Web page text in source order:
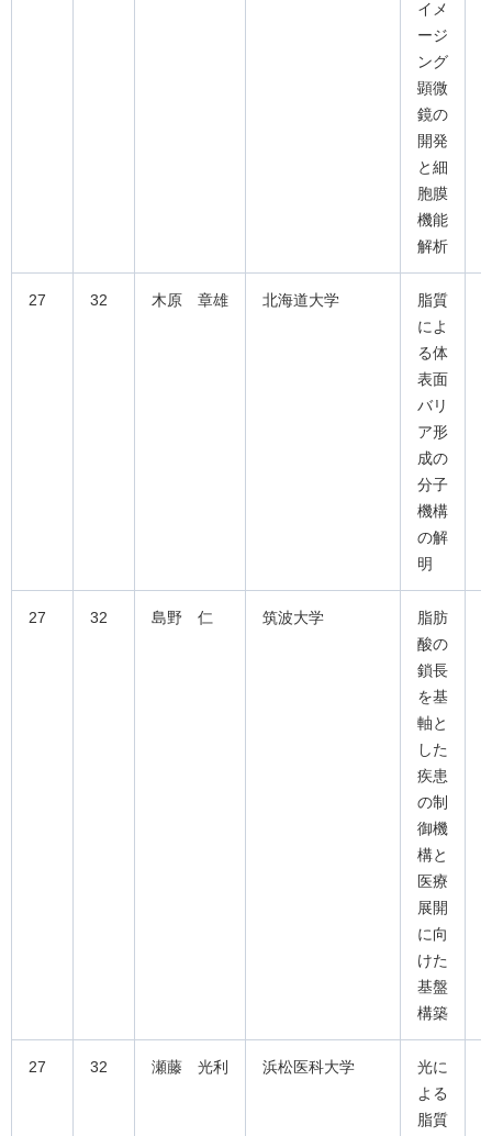
イメ
ージ
ング
顕微
鏡の
開発
と細
胞膜
機能
解析
27 32 木原 章雄 北海道大学
脂質
によ
る体
表面
バリ
ア形
成の
分子
機構
の解
明
27 32 島野 仁 筑波大学
脂肪
酸の
鎖長
を基
軸と
した
疾患
の制
御機
構と
医療
展開
に向
けた
基盤
構築
27 32 瀬藤 光利 浜松医科大学
光に
よる
脂質